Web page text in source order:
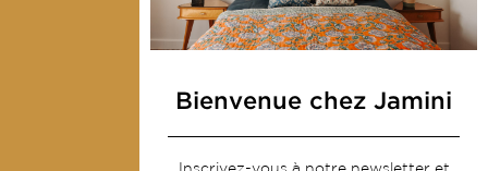
Linge de table
Sacs & pochettes
Services
Bienvenue chez Jamini